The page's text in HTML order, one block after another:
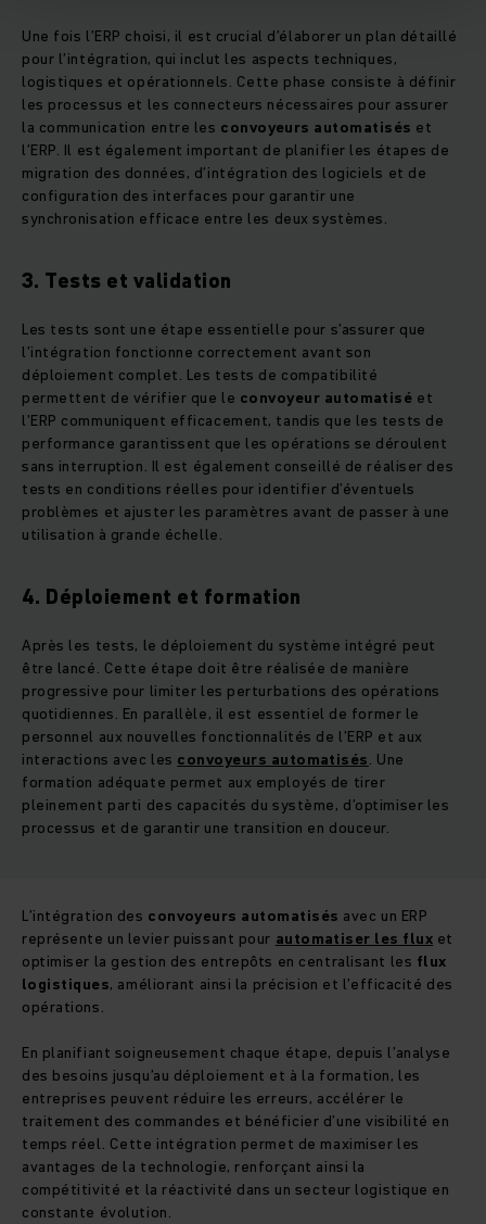
Une fois l’ERP choisi, il est crucial d’élaborer un plan détaillé
pour l’intégration, qui inclut les aspects techniques,
logistiques et opérationnels. Cette phase consiste à définir
les processus et les connecteurs nécessaires pour assurer
la communication entre les convoyeurs automatisés et
l’ERP. Il est également important de planifier les étapes de
migration des données, d’intégration des logiciels et de
configuration des interfaces pour garantir une
synchronisation efficace entre les deux systèmes.
3. Tests et validation
Les tests sont une étape essentielle pour s’assurer que
l’intégration fonctionne correctement avant son
déploiement complet. Les tests de compatibilité
permettent de vérifier que le convoyeur automatisé et
l’ERP communiquent efficacement, tandis que les tests de
performance garantissent que les opérations se déroulent
sans interruption. Il est également conseillé de réaliser des
tests en conditions réelles pour identifier d’éventuels
problèmes et ajuster les paramètres avant de passer à une
utilisation à grande échelle.
4. Déploiement et formation
Après les tests, le déploiement du système intégré peut
être lancé. Cette étape doit être réalisée de manière
progressive pour limiter les perturbations des opérations
quotidiennes. En parallèle, il est essentiel de former le
personnel aux nouvelles fonctionnalités de l’ERP et aux
interactions avec les convoyeurs automatisés. Une
formation adéquate permet aux employés de tirer
pleinement parti des capacités du système, d’optimiser les
processus et de garantir une transition en douceur.
L’intégration des convoyeurs automatisés avec un ERP
représente un levier puissant pour automatiser les flux et
optimiser la gestion des entrepôts en centralisant les flux
logistiques, améliorant ainsi la précision et l’efficacité des
opérations.
En planifiant soigneusement chaque étape, depuis l’analyse
des besoins jusqu’au déploiement et à la formation, les
entreprises peuvent réduire les erreurs, accélérer le
traitement des commandes et bénéficier d’une visibilité en
temps réel. Cette intégration permet de maximiser les
avantages de la technologie, renforçant ainsi la
compétitivité et la réactivité dans un secteur logistique en
constante évolution.